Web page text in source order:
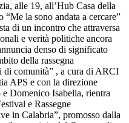
alle 19, all’Hub Casa della
la sono andata a cercare”
di un incontro che attraversa
e verità politiche ancora
denso di significato
della rassegna
comunità” , a cura di ARCI
APS e con la direzione
Domenico Isabella, rientra
e Rassegne
in Calabria”, promosso dalla